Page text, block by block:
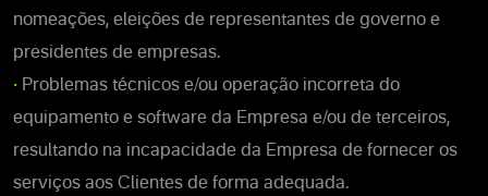
nomeações, eleições de representantes de governo e
presidentes de empresas.
• Problemas técnicos e/ou operação incorreta do
equipamento e software da Empresa e/ou de terceiros,
resultando na incapacidade da Empresa de fornecer os
serviços aos Clientes de forma adequada.